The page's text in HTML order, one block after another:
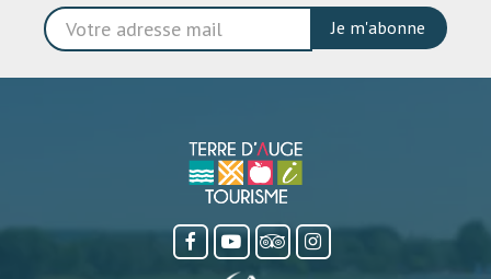
Je m'abonne